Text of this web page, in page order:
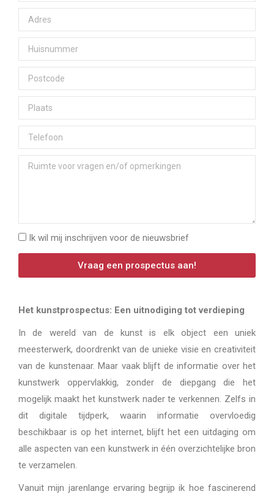
Ik wil mij inschrijven voor de nieuwsbrief
Vraag een prospectus aan!
Het kunstprospectus: Een uitnodiging tot verdieping
In de wereld van de kunst is elk object een uniek
meesterwerk, doordrenkt van de unieke visie en creativiteit
van de kunstenaar. Maar vaak blijft de informatie over het
kunstwerk oppervlakkig, zonder de diepgang die het
mogelijk maakt het kunstwerk nader te verkennen. Zelfs in
dit digitale tijdperk, waarin informatie overvloedig
beschikbaar is op het internet, blijft het een uitdaging om
alle aspecten van een kunstwerk in één overzichtelijke bron
te verzamelen.
Vanuit mijn jarenlange ervaring begrijp ik hoe fascinerend